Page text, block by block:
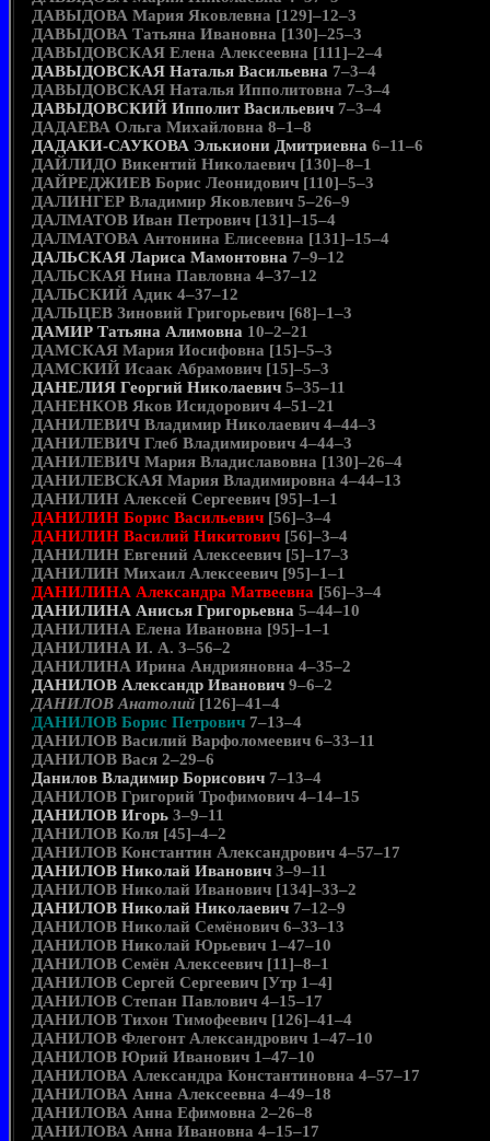
ДАВЫДОВА Мария Яковлевна [129]–12–3
ДАВЫДОВА Татьяна Ивановна [130]–25–3
ДАВЫДОВСКАЯ Елена Алексеевна [111]–2–4
ДАВЫДОВСКАЯ Наталья Васильевна 7–3–4
ДАВЫДОВСКАЯ Наталья Ипполитовна 7–3–4
ДАВЫДОВСКИЙ Ипполит Васильевич 7–3–4
ДАДАЕВА Ольга Михайловна 8–1–8
ДАДАКИ-САУКОВА Элькиони Дмитриевна 6–11–6
ДАЙЛИДО Викентий Николаевич [130]–8–1
ДАЙРЕДЖИЕВ Борис Леонидович [110]–5–3
ДАЛИНГЕР Владимир Яковлевич 5–26–9
ДАЛМАТОВ Иван Петрович [131]–15–4
ДАЛМАТОВА Антонина Елисеевна [131]–15–4
ДАЛЬСКАЯ Лариса Мамонтовна 7–9–12
ДАЛЬСКАЯ Нина Павловна 4–37–12
ДАЛЬСКИЙ Адик 4–37–12
ДАЛЬЦЕВ Зиновий Григорьевич [68]–1–3
ДАМИР Татьяна Алимовна 10–2–21
ДАМСКАЯ Мария Иосифовна [15]–5–3
ДАМСКИЙ Исаак Абрамович [15]–5–3
ДАНЕЛИЯ Георгий Николаевич 5–35–11
ДАНЕНКОВ Яков Исидорович 4–51–21
ДАНИЛЕВИЧ Владимир Николаевич 4–44–3
ДАНИЛЕВИЧ Глеб Владимирович 4–44–3
ДАНИЛЕВИЧ Мария Владиславовна [130]–26–4
ДАНИЛЕВСКАЯ Мария Владимировна 4–44–13
ДАНИЛИН Алексей Сергеевич [95]–1–1
ДАНИЛИН Борис Васильевич [56]–3–4
ДАНИЛИН Василий Никитович [56]–3–4
ДАНИЛИН Евгений Алексеевич [5]–17–3
ДАНИЛИН Михаил Алексеевич [95]–1–1
ДАНИЛИНА Александра Матвеевна [56]–3–4
ДАНИЛИНА Анисья Григорьевна 5–44–10
ДАНИЛИНА Елена Ивановна [95]–1–1
ДАНИЛИНА И. А. 3–56–2
ДАНИЛИНА Ирина Андрияновна 4–35–2
ДАНИЛОВ Александр Иванович 9–6–2
ДАНИЛОВ Анатолий [126]–41–4
ДАНИЛОВ Борис Петрович 7–13–4
ДАНИЛОВ Василий Варфоломеевич 6–33–11
ДАНИЛОВ Вася 2–29–6
Данилов Владимир Борисович 7–13–4
ДАНИЛОВ Григорий Трофимович 4–14–15
ДАНИЛОВ Игорь 3–9–11
ДАНИЛОВ Коля [45]–4–2
ДАНИЛОВ Константин Александрович 4–57–17
ДАНИЛОВ Николай Иванович 3–9–11
ДАНИЛОВ Николай Иванович [134]–33–2
ДАНИЛОВ Николай Николаевич 7–12–9
ДАНИЛОВ Николай Семёнович 6–33–13
ДАНИЛОВ Николай Юрьевич 1–47–10
ДАНИЛОВ Семён Алексеевич [11]–8–1
ДАНИЛОВ Сергей Сергеевич [Утр 1–4]
ДАНИЛОВ Степан Павлович 4–15–17
ДАНИЛОВ Тихон Тимофеевич [126]–41–4
ДАНИЛОВ Флегонт Александрович 1–47–10
ДАНИЛОВ Юрий Иванович 1–47–10
ДАНИЛОВА Александра Константиновна 4–57–17
ДАНИЛОВА Анна Алексеевна 4–49–18
ДАНИЛОВА Анна Ефимовна 2–26–8
ДАНИЛОВА Анна Ивановна 4–15–17